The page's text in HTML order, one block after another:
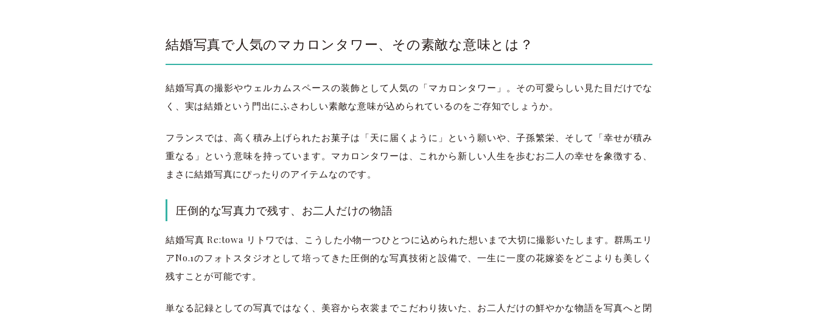
結婚写真で人気のマカロンタワー、その素敵な意味とは？
結婚写真の撮影やウェルカムスペースの装飾として人気の「マカロンタワー」。その可愛らしい見た目だけでな
く、実は結婚という門出にふさわしい素敵な意味が込められているのをご存知でしょうか。
フランスでは、高く積み上げられたお菓子は「天に届くように」という願いや、子孫繁栄、そして「幸せが積み
重なる」という意味を持っています。マカロンタワーは、これから新しい人生を歩むお二人の幸せを象徴する、
まさに結婚写真にぴったりのアイテムなのです。
圧倒的な写真力で残す、お二人だけの物語
結婚写真 Re:towa リトワでは、こうした小物一つひとつに込められた想いまで大切に撮影いたします。群馬エリ
アNo.1のフォトスタジオとして培ってきた圧倒的な写真技術と設備で、一生に一度の花嫁姿をどこよりも美しく
残すことが可能です。
単なる記録としての写真ではなく、美容から衣裳までこだわり抜いた、お二人だけの鮮やかな物語を写真へと閉